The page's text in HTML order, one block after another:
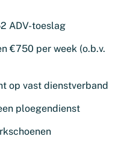
ADV-toeslag
€750 per week (o.b.v.
op vast dienstverband
ploegendienst